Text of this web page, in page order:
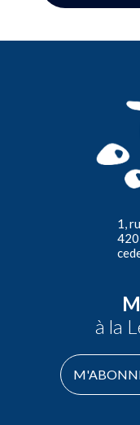
1,
à la